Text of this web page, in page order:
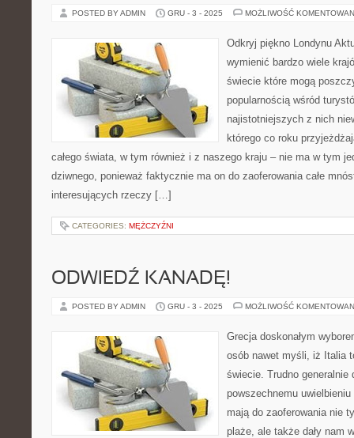
POSTED BY ADMIN GRU - 3 - 2025 MOŻLIWOŚĆ
Odkryj piękno Londynu
wymienić bardzo wiele
świecie które mogą
popularnością wśród
najistotniejszych z nich
którego co roku
całego świata, w tym również i z naszego kraju – nie ma w tym
dziwnego, ponieważ faktycznie ma on do zaoferowania całe
interesujących rzeczy […]
CATEGORIES: MĘŻCZYŹNI
ODWIEDŹ KANADĘ!
POSTED BY ADMIN GRU - 3 - 2025 MOŻLIWOŚĆ
Grecja doskonałym
osób nawet myśli, iż Italia
świecie. Trudno generalnie
powszechnemu uwielbieniu
mają do zaoferowania nie
plaże, ale także dały nam